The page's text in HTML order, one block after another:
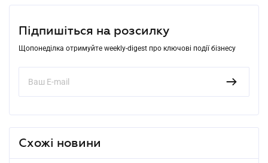
Підпишіться на розсилку
Щопонеділка отримуйте weekly-digest про ключові події бізнесу
Схожі новини